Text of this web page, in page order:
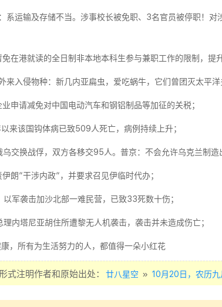
系运输及存储不当。涉事校长被免职、3名官员被停职！
在港就读的全日制非本地本科生参与兼职工作的限制，提
来入侵物种：新几内亚扁虫，爱吃蜗牛，它们曾团灭太平
申请减免对中国电动汽车和钢铝制品等加征的关税；
来该国钩体病已致509人死亡，病例持续上升；
交换战俘，双方各移交95人。普京：不会允许乌克兰制造
朗“干涉内政“，并要求召见伊临时代办；
军袭击加沙北部一难民营，已致33死数十伤；
内塔尼亚胡住所遭黎无人机袭击，袭击并未造成伤亡；
康，所有为生活努力的人，都值得一朵小红花
注明作者和原始出处： 廿八星空 » 10月20日，农历